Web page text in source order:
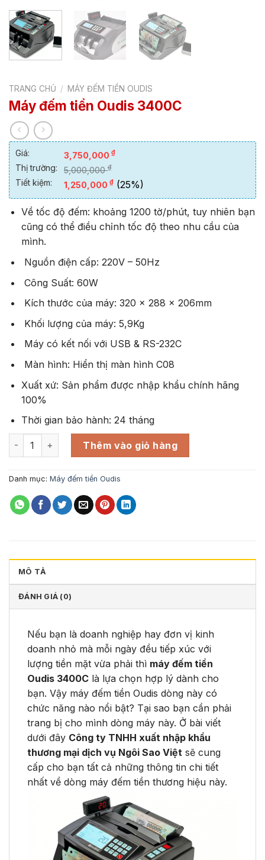
TRANG CHỦ / MÁY ĐẾM TIỀN OUDIS
Máy đếm tiền Oudis 3400C
Giá: 3,750,000 ₫
Thị trường: 5,000,000₫
Tiết kiệm: 1,250,000 ₫ (25%)
Về tốc độ đếm: khoảng 1200 tờ/phút, tuy nhiên bạn
cũng có thể điều chỉnh tốc độ theo nhu cầu của
mình.
Nguồn điện cấp: 220V – 50Hz
Công Suất: 60W
Kích thước của máy: 320 x 288 x 206mm
Khối lượng của máy: 5,9Kg
Máy có kết nối với USB & RS-232C
Màn hình: Hiển thị màn hình C08
Xuất xứ: Sản phẩm được nhập khẩu chính hãng
100%
Thời gian bảo hành: 24 tháng
Máy đếm tiền Oudis 3400C số lượng
Thêm vào giỏ hàng
Danh mục: Máy đếm tiền Oudis
MÔ TẢ
ĐÁNH GIÁ (0)
Nếu bạn là doanh nghiệp hay đơn vị kinh
doanh nhỏ mà mỗi ngày đều tiếp xúc với
lượng tiền mặt vừa phải thì máy đếm tiền
Oudis 3400C là lựa chọn hợp lý dành cho
bạn. Vậy máy đếm tiền Oudis dòng này có
chức năng nào nổi bật? Tại sao bạn cần phải
trang bị cho mình dòng máy này. Ở bài viết
dưới đây Công ty TNHH xuất nhập khẩu
thương mại dịch vụ Ngôi Sao Việt sẽ cung
cấp cho bạn tất cả những thông tin chi tiết
nhất về dòng máy đếm tiền thương hiệu này.